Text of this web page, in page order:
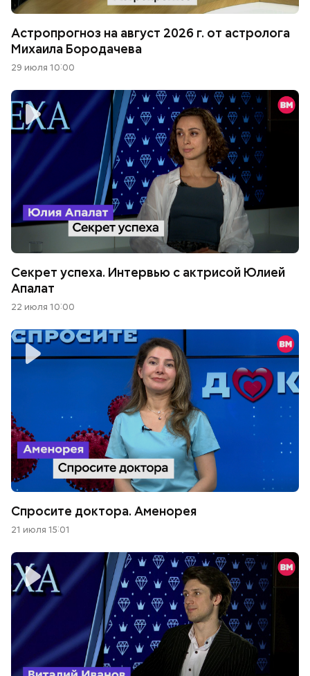
Астропрогноз на август 2026 г. от астролога
Михаила Бородачева
29 июля 10:00
Секрет успеха. Интервью с актрисой Юлией
Апалат
22 июля 10:00
Спросите доктора. Аменорея
21 июля 15:01